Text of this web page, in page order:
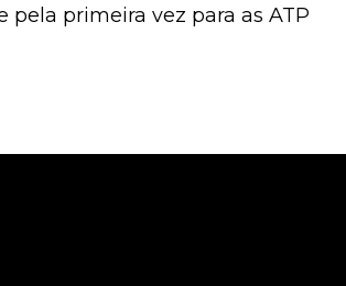
primeira vez para as ATP